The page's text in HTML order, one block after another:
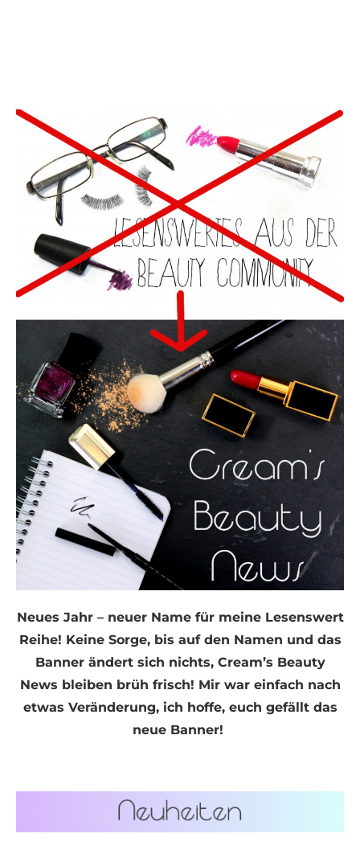
Neues Jahr – neuer Name für meine Lesenswert
Reihe! Keine Sorge, bis auf den Namen und das
Banner ändert sich nichts, Cream’s Beauty
News bleiben brüh frisch! Mir war einfach nach
etwas Veränderung, ich hoffe, euch gefällt das
neue Banner!